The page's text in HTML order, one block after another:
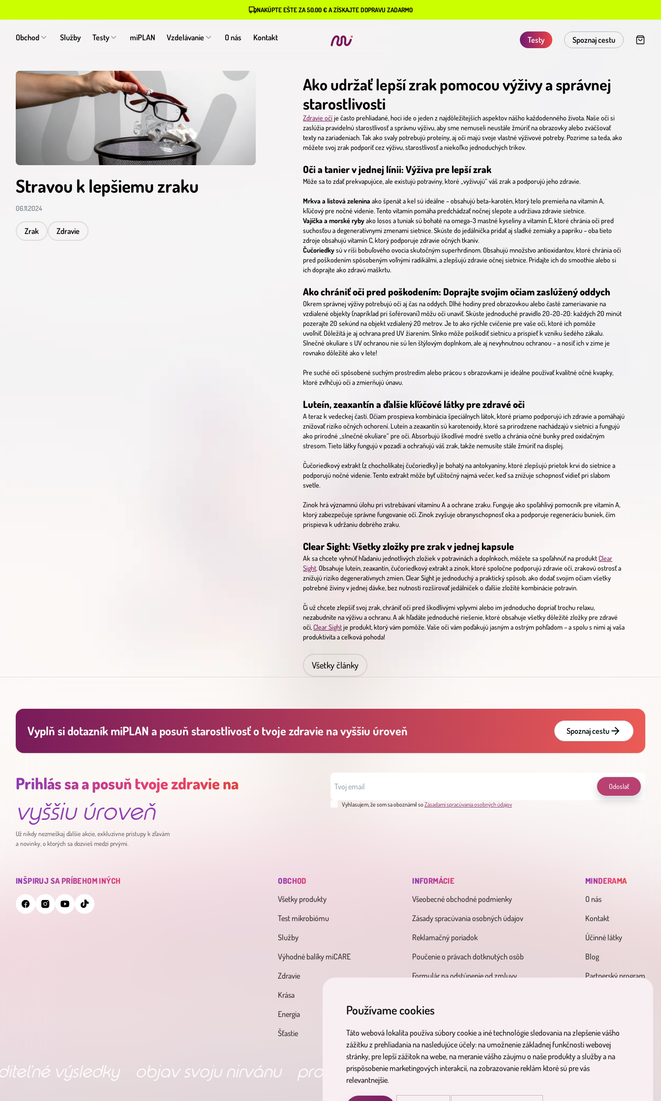
Používame cookies
Táto webová lokalita používa súbory cookie a iné technológie sledovania na zlepšenie vášho
zážitku z prehliadania na nasledujúce účely: na umožnenie základnej funkčnosti webovej
stránky, pre lepší zážitok na webe, na meranie vášho záujmu o naše produkty a služby a na
prispôsobenie marketingových interakcií, na zobrazovanie reklám ktoré sú pre vás
relevantnejšie.
NAKÚPTE EŠTE ZA 50.00 € A ZÍSKAJTE DOPRAVU ZADARMO
Obchod Služby Testy miPLAN Vzdelávanie O nás Kontakt Testy Spoznaj cestu
Stravou k lepšiemu zraku
06.11.2024
Zrak Zdravie
Ako udržať lepší zrak pomocou výživy a správnej
starostlivosti
Zdravie očíje často prehliadané, hoci ide o jeden z najdôležitejších aspektov nášho každodenného života. Naše oči si
zaslúžia pravidelnú starostlivosť a správnu výživu, aby sme nemuseli neustále žmúriť na obrazovky alebo zväčšovať
texty na zariadeniach. Tak ako svaly potrebujú proteíny, aj oči majú svoje vlastné výživové potreby. Pozrime sa teda, ako
môžete svoj zrak podporiť cez výživu, starostlivosť a niekoľko jednoduchých trikov.
Oči a tanier v jednej línii: Výživa pre lepší zrak
Môže sa to zdať prekvapujúce, ale existujú potraviny, ktoré „vyživujú“ váš zrak a podporujú jeho zdravie.
Mrkva a listová zeleninaako špenát a kel sú ideálne – obsahujú beta-karotén, ktorý telo premieňa na vitamín A,
kľúčový pre nočné videnie. Tento vitamín pomáha predchádzať nočnej slepote a udržiava zdravie sietnice.
Vajíčka a morské rybyako losos a tuniak sú bohaté na omega-3 mastné kyseliny a vitamín E, ktoré chránia oči pred
suchosťou a degeneratívnymi zmenami sietnice. Skúste do jedálnička pridať aj sladké zemiaky a papriku – oba tieto
zdroje obsahujú vitamín C, ktorý podporuje zdravie očných tkanív.
Čučoriedkysú v ríši bobuľového ovocia skutočným superhrdinom. Obsahujú množstvo antioxidantov, ktoré chránia oči
pred poškodením spôsobeným voľnými radikálmi, a zlepšujú zdravie očnej sietnice. Pridajte ich do smoothie alebo si
ich doprajte ako zdravú maškrtu.
Ako chrániť oči pred poškodením: Doprajte svojim očiam zaslúžený oddych
Okrem správnej výživy potrebujú oči aj čas na oddych. Dlhé hodiny pred obrazovkou alebo časté zameriavanie na
vzdialené objekty (napríklad pri šoférovaní) môžu oči unaviť. Skúste jednoduché pravidlo 20-20-20: každých 20 minút
pozerajte 20 sekúnd na objekt vzdialený 20 metrov. Je to ako rýchle cvičenie pre vaše oči, ktoré ich pomôže
uvoľniť. Dôležitá je aj ochrana pred UV žiarením. Slnko môže poškodiť sietnicu a prispieť k vzniku šedého zákalu.
Slnečné okuliare s UV ochranou nie sú len štýlovým doplnkom, ale aj nevyhnutnou ochranou – a nosiť ich v zime je
rovnako dôležité ako v lete!
Pre suché oči spôsobené suchým prostredím alebo prácou s obrazovkami je ideálne používať kvalitné očné kvapky,
ktoré zvlhčujú oči a zmierňujú únavu.
Luteín, zeaxantín a ďalšie kľúčové látky pre zdravé oči
A teraz k vedeckej časti. Očiam prospieva kombinácia špeciálnych látok, ktoré priamo podporujú ich zdravie a pomáhajú
znižovať riziko očných ochorení. Luteín a zeaxantín sú karotenoidy, ktoré sa prirodzene nachádzajú v sietnici a fungujú
ako prírodné „slnečné okuliare“ pre oči. Absorbujú škodlivé modré svetlo a chránia očné bunky pred oxidačným
stresom. Tieto látky fungujú v pozadí a ochraňujú váš zrak, takže nemusíte stále žmúriť na displej.
Čučoriedkový extrakt (z chocholíkatej čučoriedky) je bohatý na antokyaníny, ktoré zlepšujú prietok krvi do sietnice a
podporujú nočné videnie. Tento extrakt môže byť užitočný najmä večer, keď sa znižuje schopnosť vidieť pri slabom
svetle.
Zinok hrá významnú úlohu pri vstrebávaní vitamínu A a ochrane zraku. Funguje ako spoľahlivý pomocník pre vitamín A,
ktorý zabezpečuje správne fungovanie očí. Zinok zvyšuje obranyschopnosť oka a podporuje regeneráciu buniek, čím
prispieva k udržaniu dobrého zraku.
Clear Sight: Všetky zložky pre zrak v jednej kapsule
Ak sa chcete vyhnúť hľadaniu jednotlivých zložiek v potravinách a doplnkoch, môžete sa spoľahnúť na produktClear
Sight. Obsahuje luteín, zeaxantín, čučoriedkový extrakt a zinok, ktoré spoločne podporujú zdravie očí, zrakovú ostrosť a
znižujú riziko degeneratívnych zmien. Clear Sight je jednoduchý a praktický spôsob, ako dodať svojim očiam všetky
potrebné živiny v jednej dávke, bez nutnosti rozširovať jedálniček o ďalšie zložité kombinácie potravín.
Či už chcete zlepšiť svoj zrak, chrániť oči pred škodlivými vplyvmi alebo im jednoducho dopriať trochu relaxu,
nezabudnite na výživu a ochranu. A ak hľadáte jednoduché riešenie, ktoré obsahuje všetky dôležité zložky pre zdravé
oči, Clear Sightje produkt, ktorý vám pomôže. Vaše oči vám poďakujú jasným a ostrým pohľadom – a spolu s nimi aj vaša
produktivita a celková pohoda!
Všetky články
Vyplň si dotazník miPLAN a posuň starostlivosť o tvoje zdravie na vyššiu úroveň Spoznaj cestu
Prihlás sa a posuň tvoje zdravie na
vyššiu úroveň
Už nikdy nezmeškaj ďalšie akcie, exkluzívne prístupy k zľavám
a novinky, o ktorých sa dozvieš medzi prvými.
Odoslať
Vyhlasujem, že som sa oboznámil soZásadami spracúvania osobných údajov
INŠPIRUJ SA PRÍBEHOM INÝCH
OBCHOD
Všetky produkty
Test mikrobiómu
Služby
Výhodné balíky miCARE
Zdravie
Krása
Energia
Šťastie
INFORMÁCIE
Všeobecné obchodné podmienky
Zásady spracúvania osobných údajov
Reklamačný poriadok
Poučenie o právach dotknutých osôb
Formulár na odstúpenie od zmluvy
MINDERAMA
O nás
Kontakt
Účinné látky
Blog
Partnerský program
objav svoju nirvánu produkty pre tvoje zdravie viditeľné výsledky